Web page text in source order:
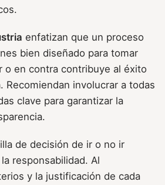
enfatizan que un proceso
bien diseñado para tomar
o en contra contribuye al éxito
Recomiendan involucrar a todas
clave para garantizar la
de decisión de ir o no ir
responsabilidad. Al
y la justificación de cada